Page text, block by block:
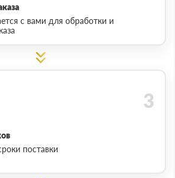
с вами для обработки и
поставки